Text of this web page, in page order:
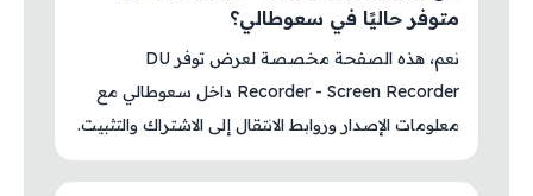
متوفر حاليًا في سعوطالي؟
نعم، هذه الصفحة مخصصة لعرض توفر DU
Recorder - Screen Recorder داخل سعوطالي مع
معلومات الإصدار وروابط الانتقال إلى الاشتراك والتثبيت.